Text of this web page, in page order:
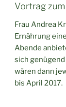
Vortrag
Frau Andrea
Ernährung
Abende
sich
wären dann
bis April 2017.